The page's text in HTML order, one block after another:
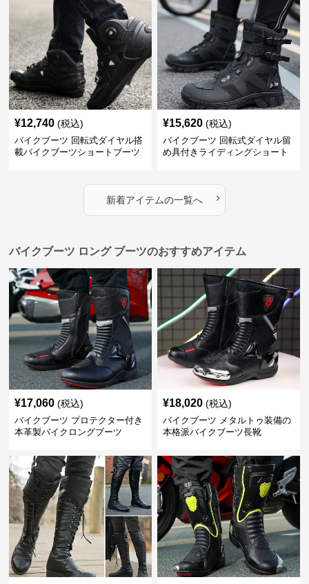
¥12,740 (税込)
バイクブーツ 回転式ダイヤル搭
載バイクブーツショートブーツ
¥15,620 (税込)
バイクブーツ 回転式ダイヤル留
め具付きライディングショート
新着アイテムの一覧へ ›
バイクブーツ ロング ブーツのおすすめアイテム
¥17,060 (税込)
バイクブーツ プロテクター付き
本革製バイクロングブーツ
¥18,020 (税込)
バイクブーツ メタルトゥ装備の
本格派バイクブーツ長靴